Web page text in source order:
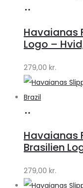
Havaianas
Logo –
279,00 kr.
Havaianas
Brasilien
279,00 kr.